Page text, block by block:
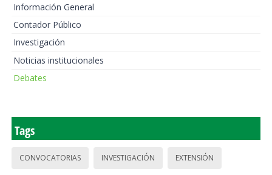
Información General
Contador Público
Investigación
Noticias institucionales
Debates
Tags
CONVOCATORIAS INVESTIGACIÓN EXTENSIÓN